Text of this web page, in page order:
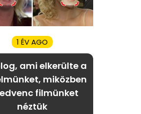
1 ÉV AGO
ami elkerülte a
miközben
filmünket
néztük